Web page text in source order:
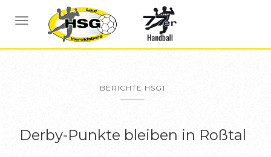
NAVIGATION UMSCHALTEN
BERICHTE HSG1
Derby-Punkte bleiben in Roßtal